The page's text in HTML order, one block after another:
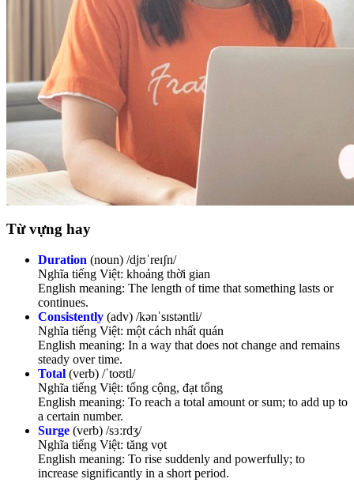
Từ vựng hay
Duration (noun) /djʊˈreɪʃn/
Nghĩa tiếng Việt: khoảng thời gian
English meaning: The length of time that something lasts or
continues.
Consistently (adv) /kənˈsɪstəntli/
Nghĩa tiếng Việt: một cách nhất quán
English meaning: In a way that does not change and remains
steady over time.
Total (verb) /ˈtoʊtl/
Nghĩa tiếng Việt: tổng cộng, đạt tổng
English meaning: To reach a total amount or sum; to add up to
a certain number.
Surge (verb) /sɜːrdʒ/
Nghĩa tiếng Việt: tăng vọt
English meaning: To rise suddenly and powerfully; to
increase significantly in a short period.